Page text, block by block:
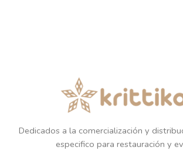
Dedicados a la comercialización y
especifico para restauración y